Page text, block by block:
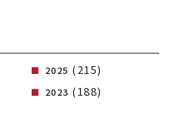
2025 (215)
2023 (188)